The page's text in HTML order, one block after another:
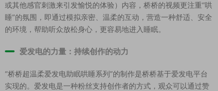
或其他感官刺激来引发愉悦的体验）内容，桥桥的视频更注重“哄
睡”的氛围，即通过模拟亲密、温柔的互动，营造一种舒适、安全
的环境，帮助听众放松身心，更容易地进入睡眠。
爱发电的力量：持续创作的动力
“桥桥超温柔爱发电助眠哄睡系列”的制作是桥桥基于爱发电平台
实现的。爱发电是一种粉丝支持创作者的方式，观众可以通过赞